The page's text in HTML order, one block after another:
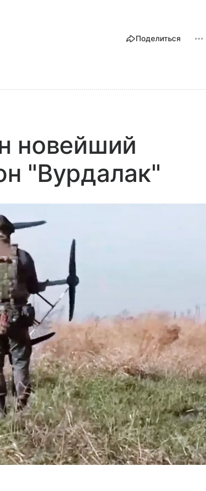
Поделиться
новейший
"Вурдалак"